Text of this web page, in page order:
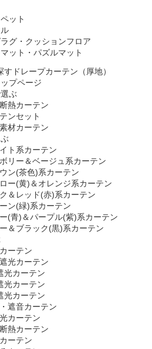
ット
グ・クッションフロア
ット・パズルマット
ドレープカーテン（厚地）
プページ
ぶ
熱カーテン
ンセット
材カーテン
ト系カーテン
リー＆ベージュ系カーテン
ン(茶色)系カーテン
ー(黄)＆オレンジ系カーテン
＆レッド(赤)系カーテン
ン(緑)系カーテン
(青)＆パープル(紫)系カーテン
＆ブラック(黒)系カーテン
ーテン
光カーテン
光カーテン
光カーテン
光カーテン
遮音カーテン
カーテン
熱カーテン
ーテン